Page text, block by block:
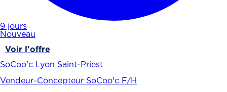
9 jours
Nouveau
Voir l'offre
SoCoo'c Lyon Saint-Priest
Vendeur-Concepteur SoCoo'c F/H